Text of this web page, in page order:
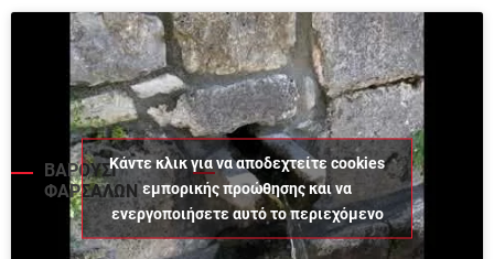
ΒΑΡΟΥΣΙ
ΦΑΡΣΑΛΩΝ
Κάντε κλικ για να αποδεχτείτε cookies
εμπορικής προώθησης και να
ενεργοποιήσετε αυτό το περιεχόμενο